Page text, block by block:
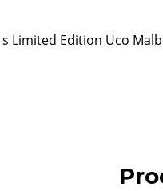
Limited Edition Uco